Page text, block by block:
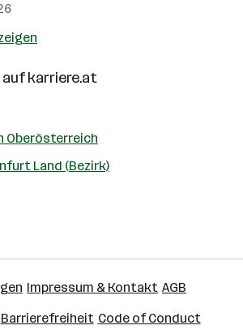
aufkarriere.at
Oberösterreich
Land (Bezirk)
Impressum & Kontakt AGB
Barrierefreiheit Code of Conduct